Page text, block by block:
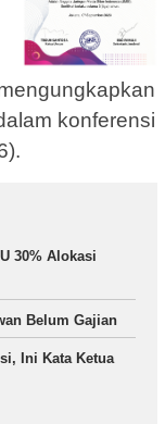
konferensi
30% Alokasi
Belum Gajian
Ini Kata Ketua